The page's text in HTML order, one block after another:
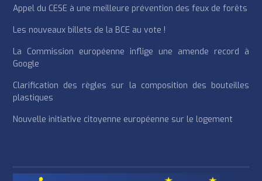
Appel du CESE à une meilleure prévention des feux de forêts
Les nouveaux billets de la BCE au vote !
La Commission européenne inflige une amende record à
Google
Clarification des règles sur la composition des bouteilles
plastiques
Nouvelle initiative citoyenne européenne sur le logement